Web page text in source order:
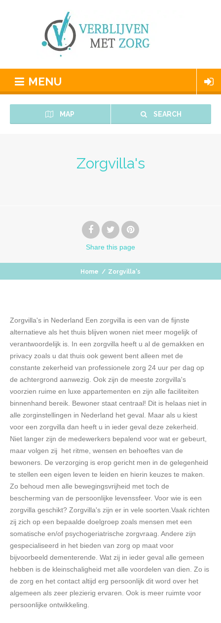
MENU
MAP SEARCH
Zorgvilla's
Share this page
Home / Zorgvilla's
Zorgvilla's in Nederland Een zorgvilla is een van de fijnste
alternatieve als het thuis blijven wonen niet meer mogelijk of
verantwoordelijk is. In een zorgvilla heeft u al de gemakken en
privacy zoals u dat thuis ook gewent bent alleen met de
constante zekerheid van professionele zorg 24 uur per dag op
de achtergrond aanwezig. Ook zijn de meeste zorgvilla's
voorzien ruime en luxe appartementen en zijn alle faciliteiten
binnenhand bereik. Bewoner staat centraal! Dit is helaas niet in
alle zorginstellingen in Nederland het geval. Maar als u kiest
voor een zorgvilla dan heeft u in ieder geval deze zekerheid.
Niet langer zijn de medewerkers bepalend voor wat er gebeurt,
maar volgen zij het ritme, wensen en behoeftes van de
bewoners. De verzorging is erop gericht men in de gelegenheid
te stellen een eigen leven te leiden en hierin keuzes te maken.
Zo behoud men alle bewegingsvrijheid met toch de
bescherming van de persoonlijke levenssfeer. Voor wie is een
zorgvilla geschikt? Zorgvilla's zijn er in vele soorten.Vaak richten
zij zich op een bepaalde doelgroep zoals mensen met een
somatische en/of psychogeriatrische zorgvraag. Andere zijn
gespecialiseerd in het bieden van zorg op maat voor
bijvoorbeeld dementerende. Wat zij in ieder geval alle gemeen
hebben is de kleinschaligheid met alle voordelen van dien. Zo is
de zorg en het contact altijd erg persoonlijk dit word over het
algemeen als zeer plezierig ervaren. Ook is meer ruimte voor
persoonlijke ontwikkeling.